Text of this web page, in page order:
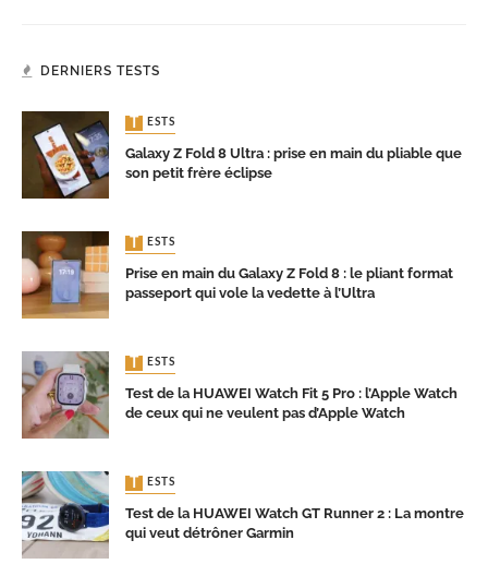
DERNIERS TESTS
TESTS
Galaxy Z Fold 8 Ultra : prise en main du pliable que
son petit frère éclipse
TESTS
Prise en main du Galaxy Z Fold 8 : le pliant format
passeport qui vole la vedette à l’Ultra
TESTS
Test de la HUAWEI Watch Fit 5 Pro : l’Apple Watch
de ceux qui ne veulent pas d’Apple Watch
TESTS
Test de la HUAWEI Watch GT Runner 2 : La montre
qui veut détrôner Garmin